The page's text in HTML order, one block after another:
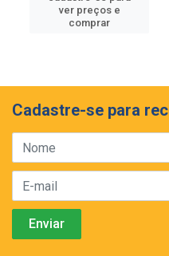
ver preços e
comprar
Cadastre-se para